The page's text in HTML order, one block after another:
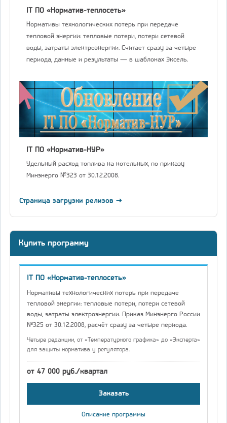
IT ПО «Норматив-теплосеть»
Нормативы технологических потерь при передаче
тепловой энергии: тепловые потери, потери сетевой
воды, затраты электроэнергии. Считает сразу за четыре
периода, данные и результаты — в шаблонах Эксель.
IT ПО «Норматив-НУР»
Удельный расход топлива на котельных, по приказу
Минэнерго №323 от 30.12.2008.
Страница загрузки релизов →
Купить программу
IT ПО «Норматив-теплосеть»
Нормативы технологических потерь при передаче
тепловой энергии: тепловые потери, потери сетевой
воды, затраты электроэнергии. Приказ Минэнерго России
№325 от 30.12.2008, расчёт сразу за четыре периода.
Четыре редакции, от «Температурного графика» до «Эксперта»
для защиты норматива у регулятора.
от 47 000 руб./квартал
Заказать
Описание программы